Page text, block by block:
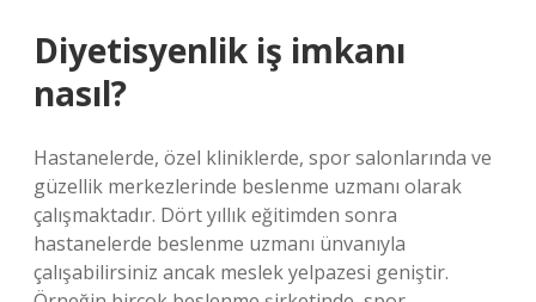
Diyetisyenlik iş imkanı
nasıl?
Hastanelerde, özel kliniklerde, spor salonlarında ve
güzellik merkezlerinde beslenme uzmanı olarak
çalışmaktadır. Dört yıllık eğitimden sonra
hastanelerde beslenme uzmanı ünvanıyla
çalışabilirsiniz ancak meslek yelpazesi geniştir.